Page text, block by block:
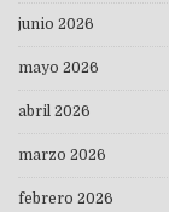
junio 2026
mayo 2026
abril 2026
marzo 2026
febrero 2026